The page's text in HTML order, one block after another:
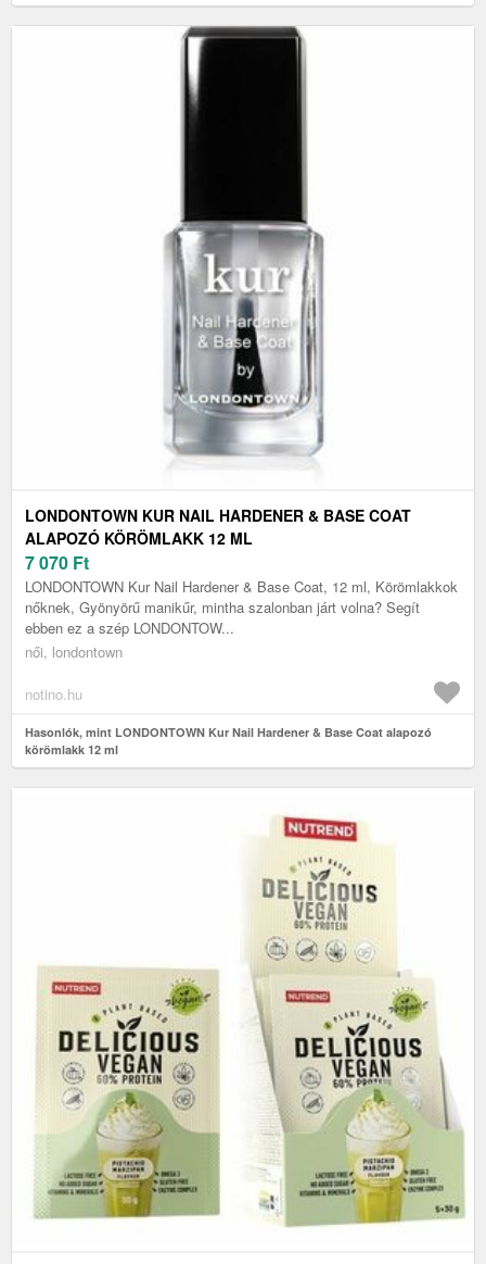
LONDONTOWN KUR NAIL HARDENER & BASE COAT
ALAPOZÓ KÖRÖMLAKK 12 ML
7 070 Ft
LONDONTOWN Kur Nail Hardener & Base Coat, 12 ml, Körömlakkok
nőknek, Gyönyörű manikűr, mintha szalonban járt volna? Segít
ebben ez a szép LONDONTOW...
női, londontown
notino.hu
Hasonlók, mint LONDONTOWN Kur Nail Hardener & Base Coat alapozó
körömlakk 12 ml